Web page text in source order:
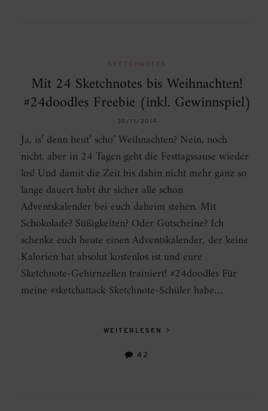
SKETCHNOTES
Mit 24 Sketchnotes bis Weihnachten!
#24doodles Freebie (inkl. Gewinnspiel)
30/11/2014
Ja, is’ denn heut’ scho’ Weihnachten? Nein, noch
nicht, aber in 24 Tagen geht die Festtagssause wieder
los! Und damit die Zeit bis dahin nicht mehr ganz so
lange dauert habt ihr sicher alle schon
Adventskalender bei euch daheim stehen. Mit
Schokolade? Süßigkeiten? Oder Gutscheine? Ich
schenke euch heute einen Adventskalender, der keine
Kalorien hat absolut kostenlos ist und eure
Sketchnote-Gehirnzellen trainiert! #24doodles Für
meine #sketchattack Sketchnote-Schüler habe…
WEITERLESEN
42